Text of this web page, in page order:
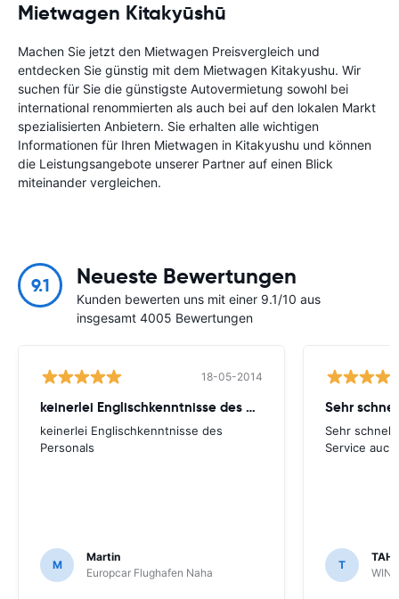
Mietwagen Kitakyūshū
Machen Sie jetzt den Mietwagen Preisvergleich und
entdecken Sie günstig mit dem Mietwagen Kitakyushu. Wir
suchen für Sie die günstigste Autovermietung sowohl bei
international renommierten als auch bei auf den lokalen Markt
spezialisierten Anbietern. Sie erhalten alle wichtigen
Informationen für Ihren Mietwagen in Kitakyushu und können
die Leistungsangebote unserer Partner auf einen Blick
miteinander vergleichen.
9.1 Neueste Bewertungen
Kunden bewerten uns mit einer 9.1/10 aus
insgesamt 4005 Bewertungen
18-05-2014
keinerlei Englischkenntnisse des Personals
keinerlei Englischkenntnisse des
Personals
M
Martin
Europcar Flughafen Naha
Sehr
Service
T